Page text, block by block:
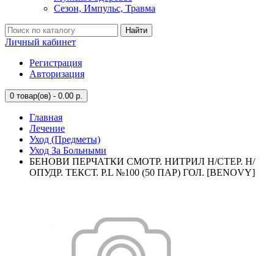
Сезон, Импульс, Травма
Найти
Личный кабинет
Регистрация
Авторизация
0 товар(ов) - 0.00 р.
Главная
Лечение
Уход (Предметы)
Уход За Больными
БЕНОВИ ПЕРЧАТКИ СМОТР. НИТРИЛ Н/СТЕР. Н/
ОПУДР. ТЕКСТ. Р.L №100 (50 ПАР) ГОЛ. [BENOVY]